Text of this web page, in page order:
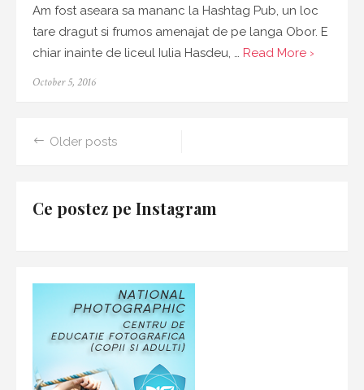
Am fost aseara sa mananc la Hashtag Pub, un loc
tare dragut si frumos amenajat de pe langa Obor. E
chiar inainte de liceul Iulia Hasdeu, … Read More ›
Posted
October 5, 2016
Older posts
Ce postez pe Instagram